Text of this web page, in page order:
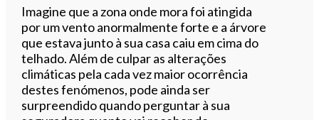
Imagine que a zona onde mora foi atingida
por um vento anormalmente forte e a árvore
que estava junto à sua casa caiu em cima do
telhado. Além de culpar as alterações
climáticas pela cada vez maior ocorrência
destes fenómenos, pode ainda ser
surpreendido quando perguntar à sua